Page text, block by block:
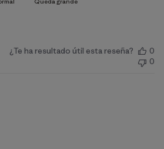
¿Te ha resultado útil esta reseña?
0
0